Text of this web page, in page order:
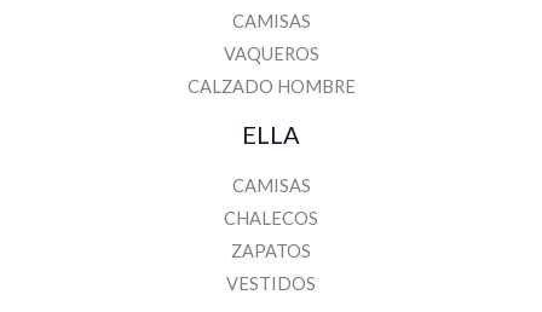
CAMISAS
VAQUEROS
CALZADO HOMBRE
ELLA
CAMISAS
CHALECOS
ZAPATOS
VESTIDOS